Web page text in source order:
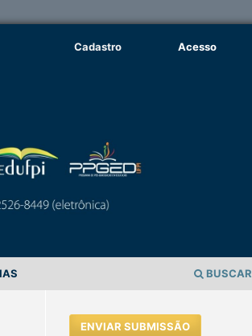
BUSCAR
Cadastro Acesso
ENVIAR SUBMISSÃO